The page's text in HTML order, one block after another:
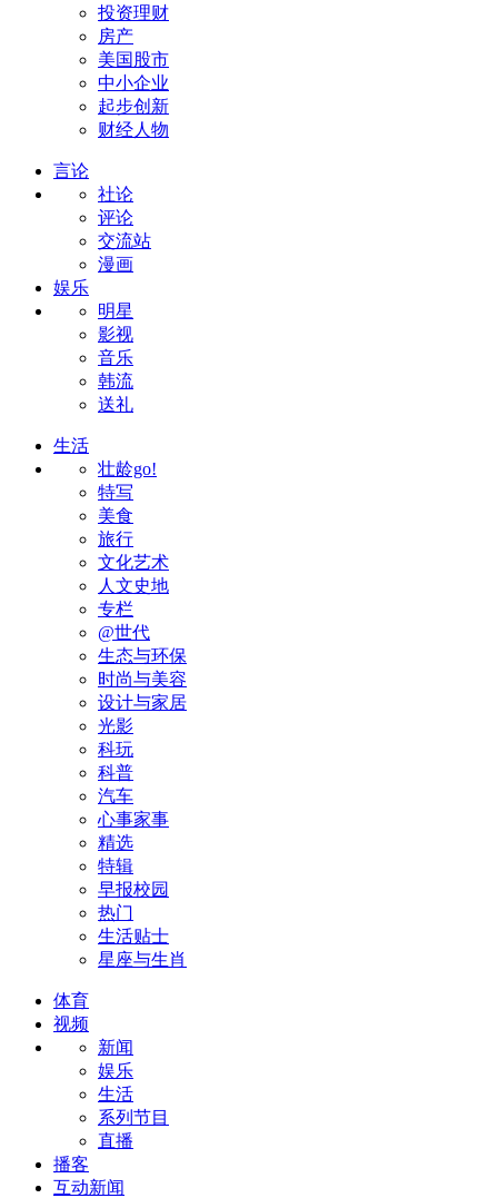
投资理财
房产
美国股市
中小企业
起步创新
财经人物
言论
社论
评论
交流站
漫画
娱乐
明星
影视
音乐
韩流
送礼
生活
壮龄go!
特写
美食
旅行
文化艺术
人文史地
专栏
@世代
生态与环保
时尚与美容
设计与家居
光影
科玩
科普
汽车
心事家事
精选
特辑
早报校园
热门
生活贴士
星座与生肖
体育
视频
新闻
娱乐
生活
系列节目
直播
播客
互动新闻